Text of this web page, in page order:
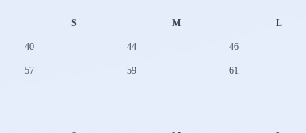
S M L
40 44 46
57 59 61